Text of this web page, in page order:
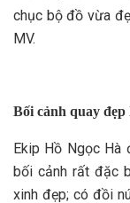
chục bộ đồ vừa
MV.
Bối cảnh quay
Ekip Hồ Ngọc Hà
bối cảnh rất đặc
xinh đẹp; có đồi